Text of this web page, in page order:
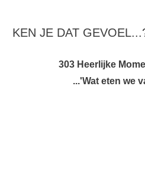
KEN JE DAT
303 Heerlijke
...'Wat eten we